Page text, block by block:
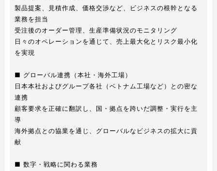
製品提案、見積作成、価格交渉など、ビジネスの根幹となる
業務を担当
受注後のオーダー管理、生産準備状況のモニタリング
日々のオペレーションを通じて、売上最大化とリスク最小化
を実現
■ グローバル連携（本社・海外工場）
日本本社およびグループ各社（ベトナム工場など）との密な
連携
顧客要求を正確に翻訳し、国・拠点を跨いだ調整・実行を主
導
海外拠点との協業を通じ、グローバルなビジネスの拡大に貢
献
■ 数字・戦略に関わる業務